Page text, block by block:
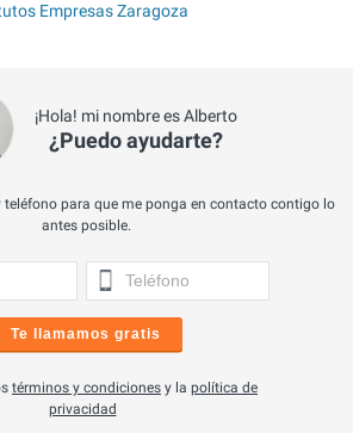
Empresas Zaragoza
¡Hola! mi nombre es Alberto
¿Puedo ayudarte?
teléfono para que me ponga en contacto contigo lo
antes posible.
Te llamamos gratis
términos y condiciones y la política de
privacidad